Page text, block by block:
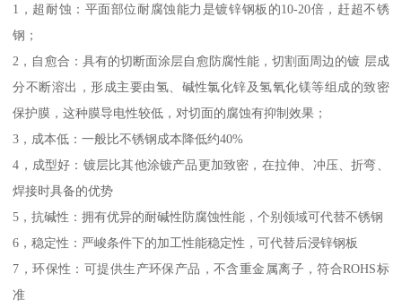
1，超耐蚀：平面部位耐腐蚀能力是镀锌钢板的10-20倍，赶超不锈
钢；
2，自愈合：具有的切断面涂层自愈防腐性能，切割面周边的镀 层成
分不断溶出，形成主要由氢、碱性氯化锌及氢氧化镁等组成的致密
保护膜，这种膜导电性较低，对切面的腐蚀有抑制效果；
3，成本低：一般比不锈钢成本降低约40%
4，成型好：镀层比其他涂镀产品更加致密，在拉伸、冲压、折弯、
焊接时具备的优势
5，抗碱性：拥有优异的耐碱性防腐蚀性能，个别领域可代替不锈钢
6，稳定性：严峻条件下的加工性能稳定性，可代替后浸锌钢板
7，环保性：可提供生产环保产品，不含重金属离子，符合ROHS标
准